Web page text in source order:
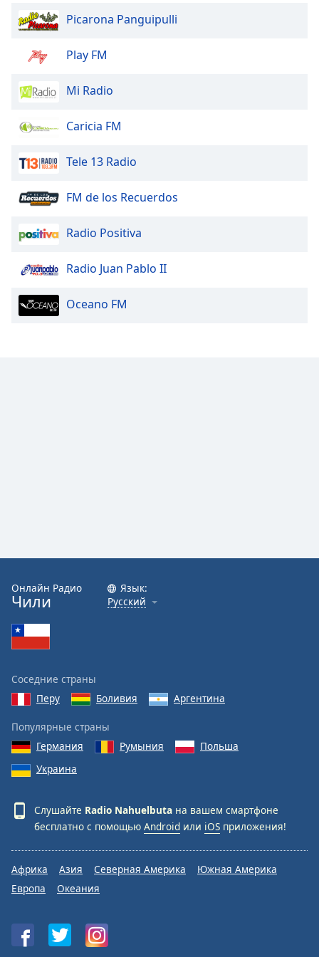
Family
Done
Close
Dialog
dialog
Picarona Panguipulli
Play FM
Mi Radio
Caricia FM
Tele 13 Radio
FM de los Recuerdos
Radio Positiva
Radio Juan Pablo II
Oceano FM
Онлайн Радио
Чили
Язык:
Русский
Соседние страны
Перу
Боливия Аргентина
Популярные страны
Германия
Румыния
Польша
Украина
Слушайте Radio Nahuelbuta на вашем смартфоне
бесплатно с помощью Android или iOS приложения!
Африка Азия Северная Америка
Южная Америка
Европа
Океания